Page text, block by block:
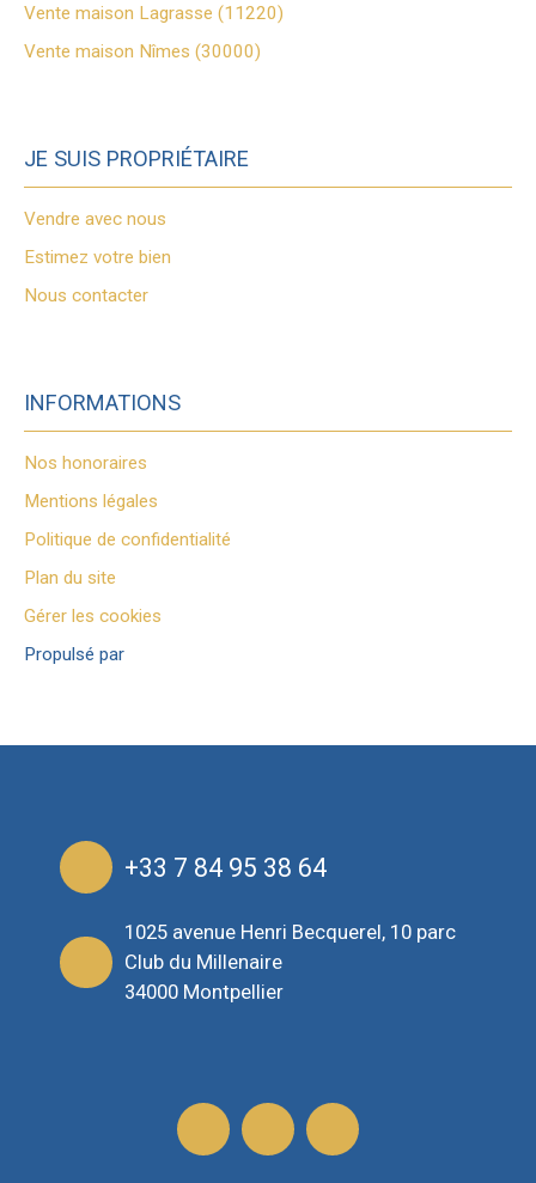
Vente maison Lagrasse (11220)
Vente maison Nîmes (30000)
JE SUIS PROPRIÉTAIRE
Vendre avec nous
Estimez votre bien
Nous contacter
INFORMATIONS
Nos honoraires
Mentions légales
Politique de confidentialité
Plan du site
Gérer les cookies
Propulsé par
+33 7 84 95 38 64
1025 avenue Henri Becquerel, 10 parc
Club du Millenaire
34000 Montpellier